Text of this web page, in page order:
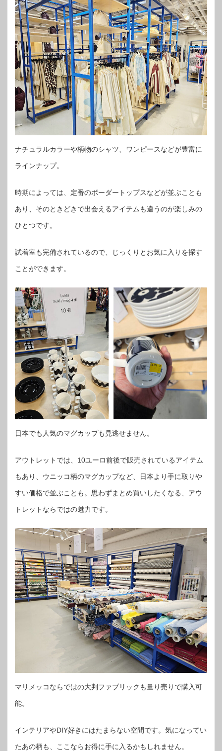
ナチュラルカラーや柄物のシャツ、ワンピースなどが豊富に
ラインナップ。
時期によっては、定番のボーダートップスなどが並ぶことも
あり、そのときどきで出会えるアイテムも違うのが楽しみの
ひとつです。
試着室も完備されているので、じっくりとお気に入りを探す
ことができます。
日本でも人気のマグカップも見逃せません。
アウトレットでは、10ユーロ前後で販売されているアイテム
もあり、ウニッコ柄のマグカップなど、日本より手に取りや
すい価格で並ぶことも。思わずまとめ買いしたくなる、アウ
トレットならではの魅力です。
マリメッコならではの大判ファブリックも量り売りで購入可
能。
インテリアやDIY好きにはたまらない空間です。気になってい
たあの柄も、ここならお得に手に入るかもしれません。